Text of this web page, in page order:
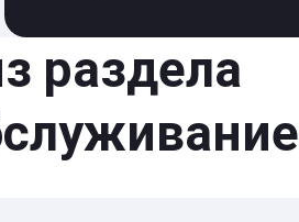
раздела